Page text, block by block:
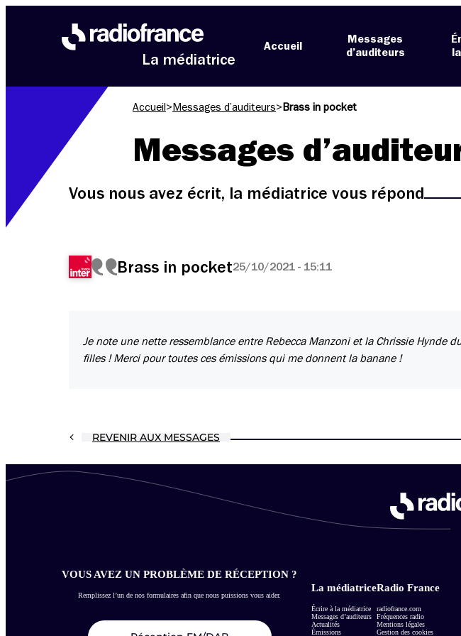
La médiatrice
Accueil
Messages
d’auditeurs
Accueil > Messages d’auditeurs> Brass in pocket
Messages
Vous nous avez écrit, la médiatrice vous répond
Brass in pocket25/10/2021 - 15:11
Je note une nette ressemblance entre Rebecca Manzoni et la Chrissie Hynde
filles ! Merci pour toutes ces émissions qui me donnent la banane !
REVENIR AUX MESSAGES
VOUS AVEZ UN PROBLÈME DE RÉCEPTION ?
Remplissez l’un de nos formulaires afin que nous puissions vous aider.
La médiatrice
Écrire à la médiatrice
Messages d’auditeurs
Actualités
Émissions
Radio France
radiofrance.com
Fréquences radio
Mentions légales
Gestion des cookies